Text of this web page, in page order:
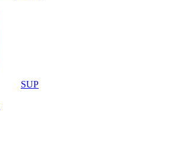
SUP